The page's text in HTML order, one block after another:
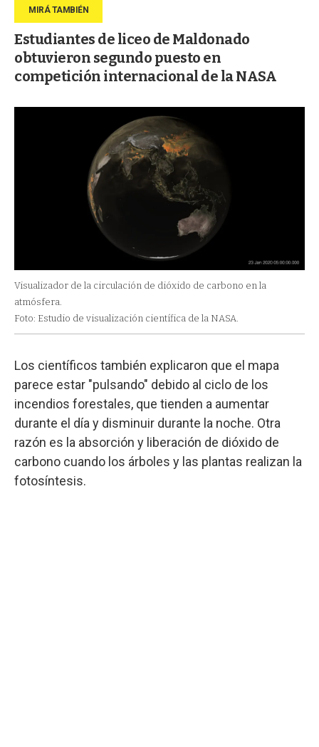
Estudiantes de liceo de Maldonado
obtuvieron segundo puesto en
competición internacional de la NASA
Visualizador de la circulación de dióxido de carbono en la
atmósfera.
Foto: Estudio de visualización científica de la NASA.
Los científicos también explicaron que el mapa
parece estar "pulsando" debido al ciclo de los
incendios forestales, que tienden a aumentar
durante el día y disminuir durante la noche. Otra
razón es la absorción y liberación de dióxido de
carbono cuando los árboles y las plantas realizan la
fotosíntesis.